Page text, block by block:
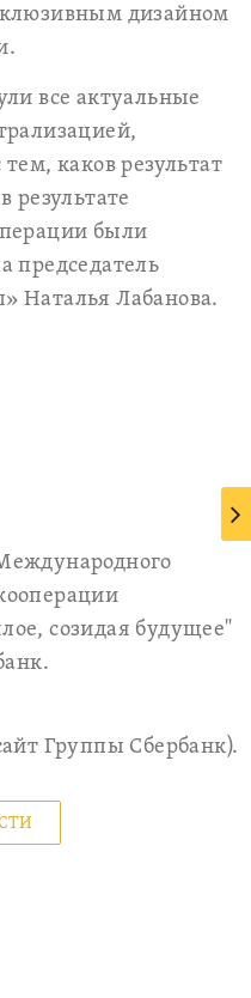
дизайном
все актуальные
каков результат
результате
были
председатель
Наталья Лабанова.
созидая будущее"
Группы Сбербанк).